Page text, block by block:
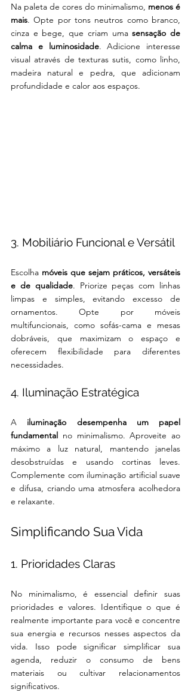
Na paleta de cores do minimalismo, menos é
mais. Opte por tons neutros como branco,
cinza e bege, que criam uma sensação de
calma e luminosidade. Adicione interesse
visual através de texturas sutis, como linho,
madeira natural e pedra, que adicionam
profundidade e calor aos espaços.
3. Mobiliário Funcional e Versátil
Escolha móveis que sejam práticos, versáteis
e de qualidade. Priorize peças com linhas
limpas e simples, evitando excesso de
ornamentos. Opte por móveis
multifuncionais, como sofás-cama e mesas
dobráveis, que maximizam o espaço e
oferecem flexibilidade para diferentes
necessidades.
4. Iluminação Estratégica
A iluminação desempenha um papel
fundamental no minimalismo. Aproveite ao
máximo a luz natural, mantendo janelas
desobstruídas e usando cortinas leves.
Complemente com iluminação artificial suave
e difusa, criando uma atmosfera acolhedora
e relaxante.
Simplificando Sua Vida
1. Prioridades Claras
No minimalismo, é essencial definir suas
prioridades e valores. Identifique o que é
realmente importante para você e concentre
sua energia e recursos nesses aspectos da
vida. Isso pode significar simplificar sua
agenda, reduzir o consumo de bens
materiais ou cultivar relacionamentos
significativos.